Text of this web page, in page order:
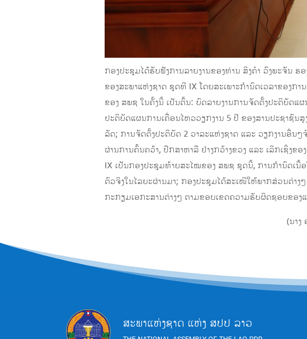
ກອງປະຊຸມໄດ້ຮັບຟັງການລາຍງານຂອງທ່ານ ສິງຄຳ ວົງພະຈັນ
ຂອງສະພາແຫ່ງຊາດ ຊຸດທີ IX ໂດຍສະເພາະກໍານົດເວລາຂອງກ
ຂອງ ສພຊ ໃນຄັ້ງນີ້ ເປັນຕົ້ນ: ບົດລາຍງານການຈັດຕັ້ງປະຕິບັດ
ປະຕິບັດແຜນການເຄື່ອນໄຫວວຽກງານ 5 ປີ ຂອງສານປະຊາຊົນ
ລັດ; ການຈັດຕັ້ງປະຕິບັດ 2 ວາລະແຫ່ງຊາດ ແລະ ວຽກງານອື່ນໆ
ຜ່ານການຄົ້ນຄວ້າ, ປຶກສາຫາລື ຢ່າງກວ້າງຂວງ ແລະ ເລິກເຊິ່ງ
IX ເປັນກອງປະຊຸມທ້າຍສະໄໝຂອງ ສພຊ ຊຸດນີ້, ການກໍານົດເ
ຕົວຈິງໃນໄລຍະຜ່ານມາ; ກອງປະຊຸມໄດ້ສະເໜີໃຫ້ພາກສ່ວນຕ່າງ
ກະກຽມເອກະສານຕ່າງໆ ຕາມຂອບເຂດຄວາມຮັບຜິດຊອບຂອ
(ນາງ
ສະພາແຫ່ງຊາດ ແຫ່ງ ສປປ ລາວ